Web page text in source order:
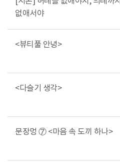
없애서야
<뷰티풀 안녕>
<다슬기 생각>
문장멍 ⑦ <마음 속 도끼 하나>